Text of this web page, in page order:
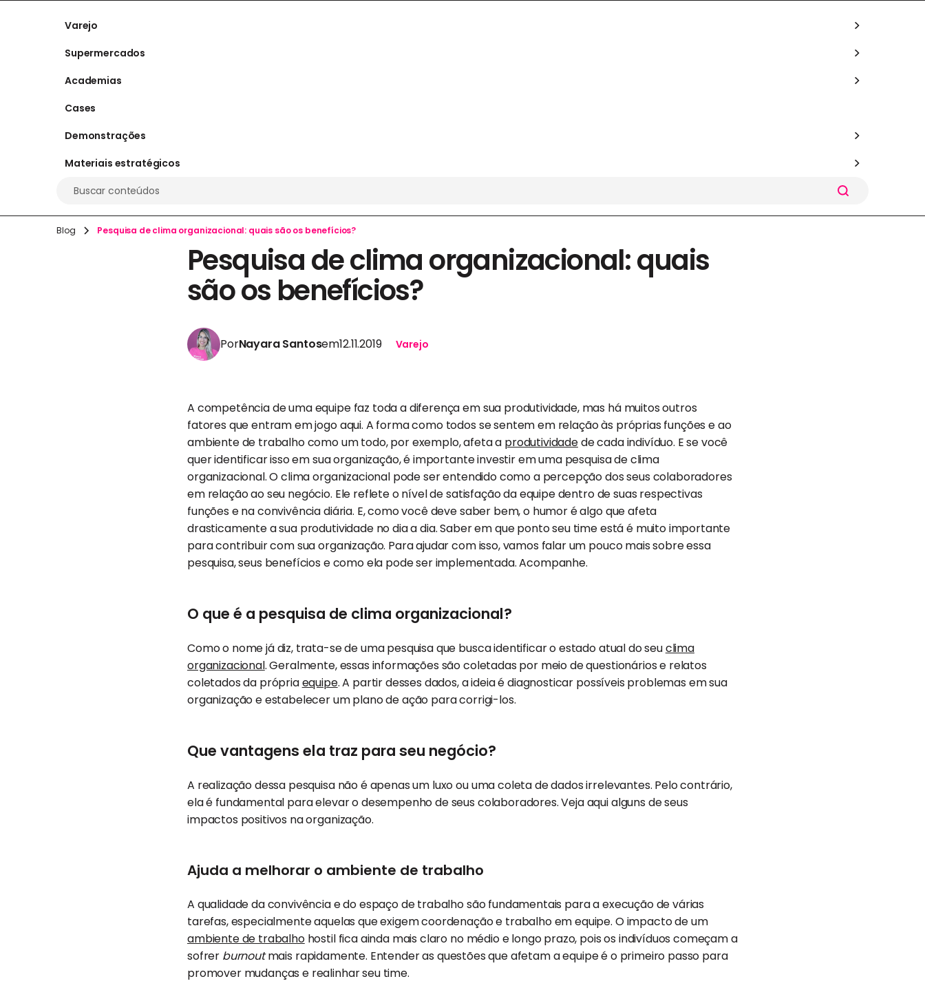
Varejo
Supermercados
Academias
Cases
Demonstrações
Materiais estratégicos
Buscar conteúdos
Blog Pesquisa de clima organizacional: quais são os benefícios?
Pesquisa de clima organizacional: quais
são os benefícios?
PorNayara Santosem12.11.2019 Varejo
A competência de uma equipe faz toda a diferença em sua produtividade, mas há muitos outros
fatores que entram em jogo aqui. A forma como todos se sentem em relação às próprias funções e ao
ambiente de trabalho como um todo, por exemplo, afeta a produtividadede cada indivíduo. E se você
quer identificar isso em sua organização, é importante investir em uma pesquisa de clima
organizacional. O clima organizacional pode ser entendido como a percepção dos seus colaboradores
em relação ao seu negócio. Ele reflete o nível de satisfação da equipe dentro de suas respectivas
funções e na convivência diária. E, como você deve saber bem, o humor é algo que afeta
drasticamente a sua produtividade no dia a dia. Saber em que ponto seu time está é muito importante
para contribuir com sua organização. Para ajudar com isso, vamos falar um pouco mais sobre essa
pesquisa, seus benefícios e como ela pode ser implementada. Acompanhe.
O que é a pesquisa de clima organizacional?
Como o nome já diz, trata-se de uma pesquisa que busca identificar o estado atual do seuclima
organizacional. Geralmente, essas informações são coletadas por meio de questionários e relatos
coletados da própriaequipe. A partir desses dados, a ideia é diagnosticar possíveis problemas em sua
organização e estabelecer um plano de ação para corrigi-los.
Que vantagens ela traz para seu negócio?
A realização dessa pesquisa não é apenas um luxo ou uma coleta de dados irrelevantes. Pelo contrário,
ela é fundamental para elevar o desempenho de seus colaboradores. Veja aqui alguns de seus
impactos positivos na organização.
Ajuda a melhorar o ambiente de trabalho
A qualidade da convivência e do espaço de trabalho são fundamentais para a execução de várias
tarefas, especialmente aquelas que exigem coordenação e trabalho em equipe. O impacto de um
ambiente de trabalhohostil fica ainda mais claro no médio e longo prazo, pois os indivíduos começam a
sofrer burnoutmais rapidamente. Entender as questões que afetam a equipe é o primeiro passo para
promover mudanças e realinhar seu time.